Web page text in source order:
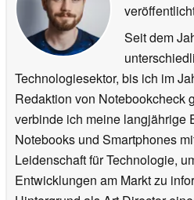
Seit dem
Technologiesektor, bis ich im
Redaktion von Notebookcheck
verbinde ich meine langjährige
Notebooks und Smartphones
Leidenschaft für Technologie,
Entwicklungen am Markt zu